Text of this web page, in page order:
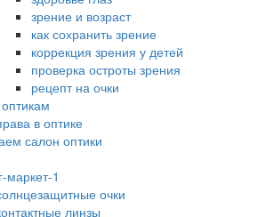
зрение и возраст
как сохранить зрение
коррекция зрения у детей
проверка остроты зрения
рецепт на очки
в оптике
салон оптики
маркет-1
очки
линзы